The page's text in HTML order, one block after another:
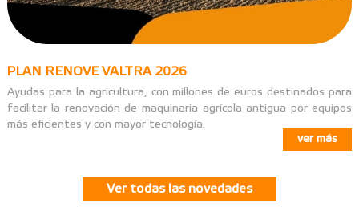
PLAN RENOVE VALTRA 2026
Ayudas para la agricultura, con millones de euros destinados para
facilitar la renovación de maquinaria agrícola antigua por equipos
más eficientes y con mayor tecnología.
ver más
Ver todas las novedades